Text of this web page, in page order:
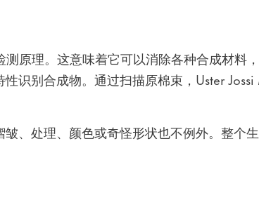
原理。这意味着它可以消除各种合成材料
识别合成物。通过扫描原棉束，Uster
、处理、颜色或奇怪形状也不例外。整个